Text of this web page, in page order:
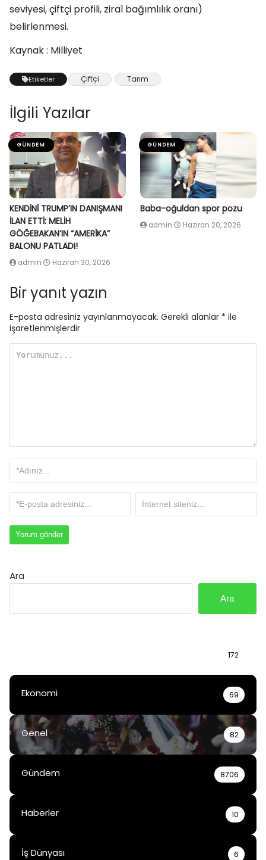
seviyesi, çiftçi profili, ziraî bağımlılık oranı)
belirlenmesi.
Kaynak : Milliyet
Etiketler Çiftçi Tarım
İlgili Yazılar
GÜNDEM
KENDİNİ TRUMP’IN DANIŞMANI
İLAN ETTİ: MELİH
GÖĞEBAKAN’IN “AMERİKA”
BALONU PATLADI!
admin Haziran 30, 2026
GÜNDEM
Baba-oğuldan spor pozu
admin Haziran 20, 2026
Bir yanıt yazın
E-posta adresiniz yayınlanmayacak. Gerekli alanlar * ile
işaretlenmişlerdir
Ara
Ara
172
Ekonomi 69
Genel 82
Gündem 8706
Haberler 10
İş Dünyası 6